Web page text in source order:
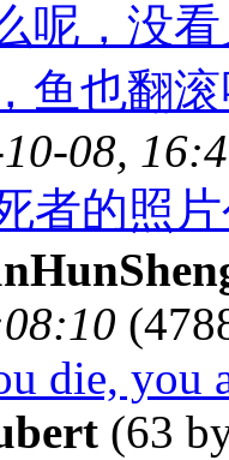
呢，没
鱼也翻
08,
者的照
die, you
(63